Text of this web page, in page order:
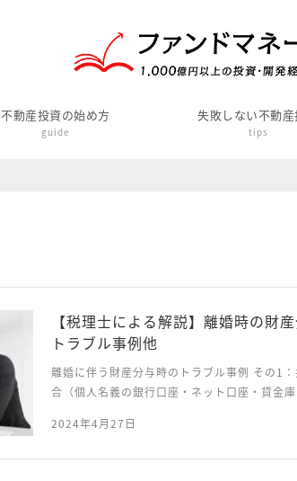
不動産投資の始め方
guide
失敗しない不動産
tips
【税理士による解説】離婚時の財
トラブル事例他
離婚に伴う財産分与時のトラブル事例 その1
合（個人名義の銀行口座・ネット口座・貸金
いきます。 銀行口座に関しては、弁護士照会
2024年4月27日